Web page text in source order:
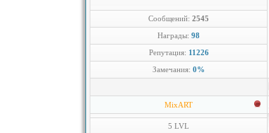
Сообщений: 2545
Награды: 98
Репутация: 11226
Замечания: 0%
MixART
5 LVL